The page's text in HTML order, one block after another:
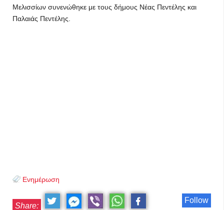
Μελισσίων συνενώθηκε με τους δήμους Νέας Πεντέλης και
Παλαιάς Πεντέλης.
Ενημέρωση
Follow
Share: